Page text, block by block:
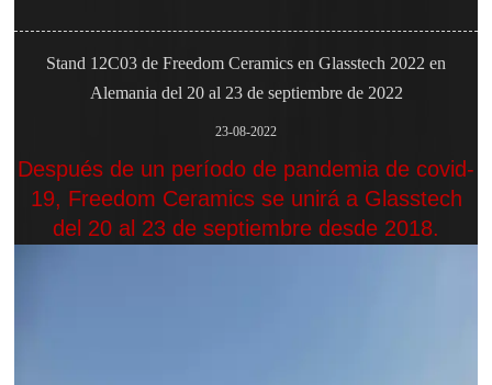
Stand 12C03 de Freedom Ceramics en Glasstech 2022 en
Alemania del 20 al 23 de septiembre de 2022
23-08-2022
Después de un período de pandemia de covid-
19, Freedom Ceramics se unirá a Glasstech
del 20 al 23 de septiembre desde 2018.